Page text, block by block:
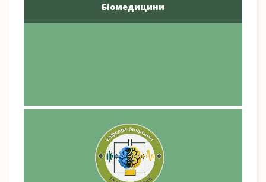
Біомедицини